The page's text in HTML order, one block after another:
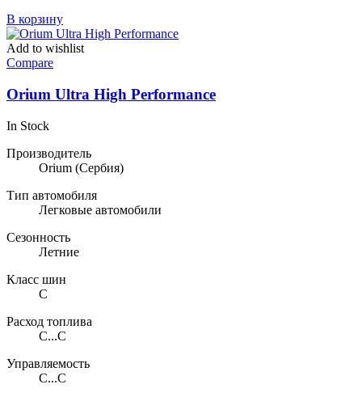
В корзину
Add to wishlist
Compare
Orium Ultra High Performance
In Stock
Производитель
Orium (Сербия)
Тип автомобиля
Легковые автомобили
Сезонность
Летние
Класс шин
C
Расход топлива
C...C
Управляемость
C...C